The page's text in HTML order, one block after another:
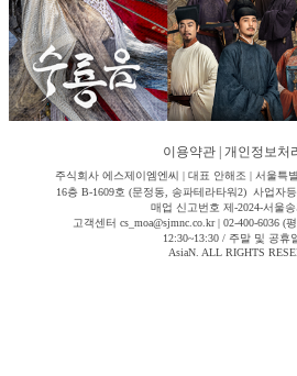
이용약관 개인정보처
주식회사 에스제이엠엔씨 | 대표 안해조 | 서울특
16층 B-1609호 (문정동, 송파테라타워2) 사업자
매업 신고번호 제-2024-서울송
고객센터 cs_moa@sjmnc.co.kr | 02-400-6036 (
12:30~13:30 / 주말 및 공휴
AsiaN. ALL RIGHTS